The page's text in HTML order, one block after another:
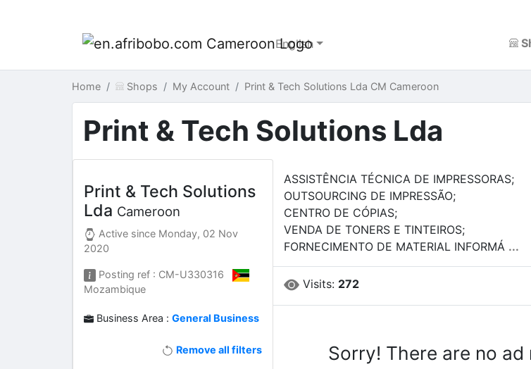
English
Home Shops My Account Print & Tech Solutions Lda CM Cameroon
Print & Tech Solutions Lda
ASSISTÊNCIA TÉCNICA DE IMPRESSORAS;
OUTSOURCING DE IMPRESSÃO;
CENTRO DE CÓPIAS;
VENDA DE TONERS E TINTEIROS;
FORNECIMENTO DE MATERIAL INFORMÁ ...
Visits: 272
Sorry! There are no
Print & Tech Solutions
Lda Cameroon
Active since Monday, 02 Nov
2020
Posting ref : CM-U330316
Mozambique
Business Area :General Business
Remove all filters